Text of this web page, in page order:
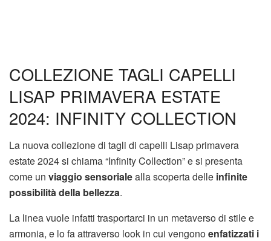
COLLEZIONE TAGLI CAPELLI
LISAP PRIMAVERA ESTATE
2024: INFINITY COLLECTION
La nuova collezione di tagli di capelli Lisap primavera
estate 2024 si chiama “Infinity Collection” e si presenta
come un viaggio sensorialealla scoperta delle infinite
possibilità della bellezza.
La linea vuole infatti trasportarci in un metaverso di stile e
armonia, e lo fa attraverso look in cui vengonoenfatizzati i